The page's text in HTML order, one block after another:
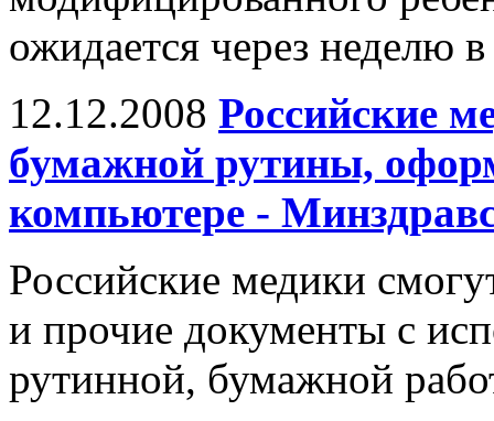
ожидается через неделю
12.12.2008 Российские
бумажной рутины,
компьютере -
Российские медики
и прочие документы с
рутинной, бумажной